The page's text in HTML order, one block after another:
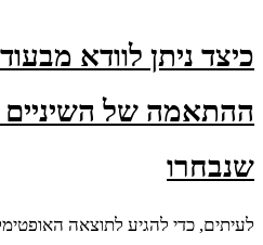
כיצד ניתן לוודא
ההתאמה של השיניים
שנבחרו
לעיתים, כדי להגיע לתוצאה